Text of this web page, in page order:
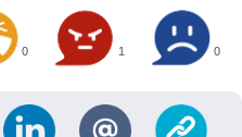
0 1 0